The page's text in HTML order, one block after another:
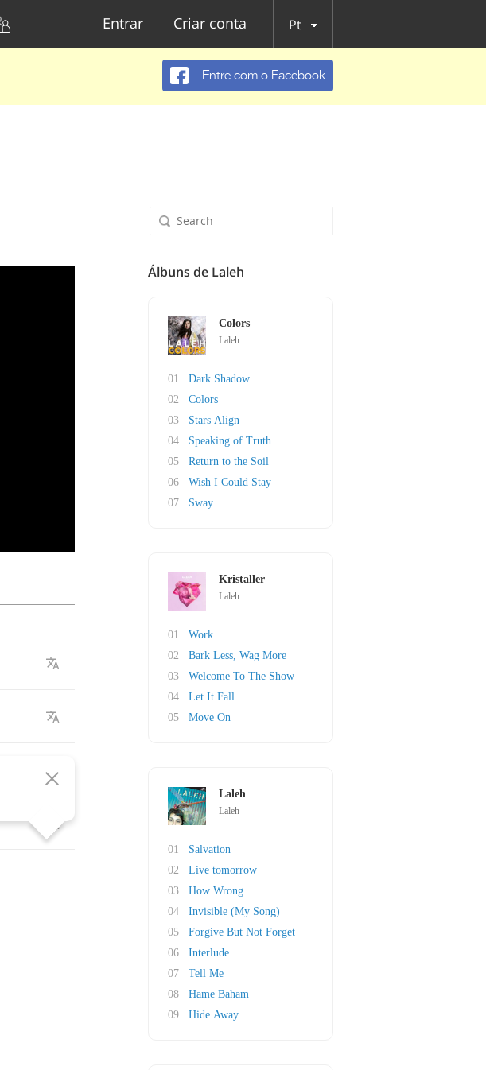
Entrar Criar conta Pt
Entre com o Facebook
Álbuns de Laleh
Colors
Laleh
01
Dark Shadow
02
Colors
03
Stars Align
04
Speaking of Truth
05
Return to the Soil
06
Wish I Could Stay
07
Sway
Kristaller
Laleh
01
Work
02
Bark Less, Wag More
03
Welcome To The Show
04
Let It Fall
05
Move On
Laleh
Laleh
01
Salvation
02
Live tomorrow
03
How Wrong
04
Invisible (My Song)
05
Forgive But Not Forget
06
Interlude
07
Tell Me
08
Hame Baham
09
Hide Away